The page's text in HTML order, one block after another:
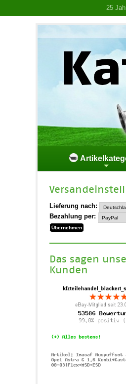
25
Lieferung nach:
Bezahlung per:
Das sagen
Kunden